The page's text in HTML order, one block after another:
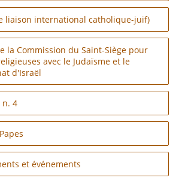
liaison international catholique-juif)
la Commission du Saint-Siège pour
avec le Judaïsme et le
d'Israël
n. 4
et événements